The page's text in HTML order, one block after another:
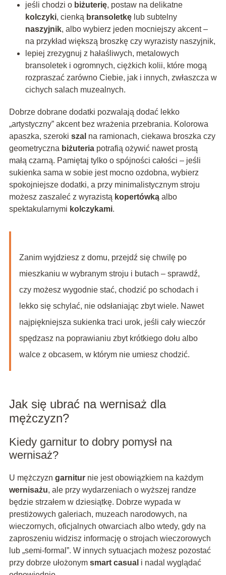
jeśli chodzi o biżuterię, postaw na delikatne
kolczyki, cienką bransoletkęlub subtelny
naszyjnik, albo wybierz jeden mocniejszy akcent –
na przykład większą broszkę czy wyrazisty naszyjnik,
lepiej zrezygnuj z hałaśliwych, metalowych
bransoletek i ogromnych, ciężkich kolii, które mogą
rozpraszać zarówno Ciebie, jak i innych, zwłaszcza w
cichych salach muzealnych.
Dobrze dobrane dodatki pozwalają dodać lekko
„artystyczny” akcent bez wrażenia przebrania. Kolorowa
apaszka, szeroki szal na ramionach, ciekawa broszka czy
geometryczna biżuteriapotrafią ożywić nawet prostą
małą czarną. Pamiętaj tylko o spójności całości – jeśli
sukienka sama w sobie jest mocno ozdobna, wybierz
spokojniejsze dodatki, a przy minimalistycznym stroju
możesz zaszaleć z wyrazistą kopertówkąalbo
spektakularnymi kolczykami.
Zanim wyjdziesz z domu, przejdź się chwilę po
mieszkaniu w wybranym stroju i butach – sprawdź,
czy możesz wygodnie stać, chodzić po schodach i
lekko się schylać, nie odsłaniając zbyt wiele. Nawet
najpiękniejsza sukienka traci urok, jeśli cały wieczór
spędzasz na poprawianiu zbyt krótkiego dołu albo
walce z obcasem, w którym nie umiesz chodzić.
Jak się ubrać na wernisaż dla
mężczyzn?
Kiedy garnitur to dobry pomysł na
wernisaż?
U mężczyzn garniturnie jest obowiązkiem na każdym
wernisażu, ale przy wydarzeniach o wyższej randze
będzie strzałem w dziesiątkę. Dobrze wypada w
prestiżowych galeriach, muzeach narodowych, na
wieczornych, oficjalnych otwarciach albo wtedy, gdy na
zaproszeniu widzisz informację o strojach wieczorowych
lub „semi-formal”. W innych sytuacjach możesz pozostać
przy dobrze ułożonym smart casual i nadal wyglądać